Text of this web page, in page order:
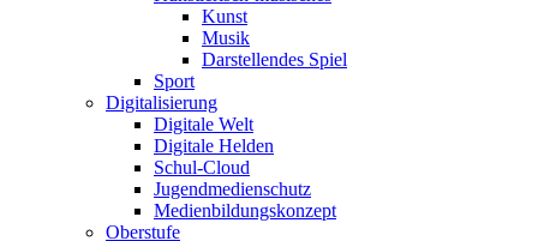
Kunst
Musik
Darstellendes Spiel
Sport
Digitalisierung
Digitale Welt
Digitale Helden
Schul-Cloud
Jugendmedienschutz
Medienbildungskonzept
Oberstufe